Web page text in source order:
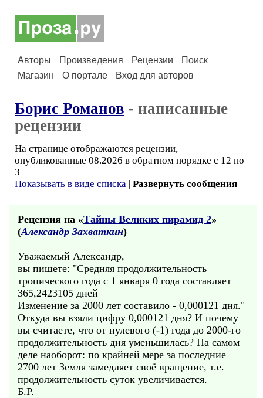
Авторы Произведения Рецензии
Поиск
Магазин
О портале Вход для авторов
Борис Романов - написанные
рецензии
На странице отображаются рецензии,
опубликованные 08.2026 в обратном порядке с 12 по
3
Показывать в виде списка | Развернуть сообщения
Рецензия на «Тайны Великих пирамид 2»
(Александр Захваткин)
Уважаемый Александр,
вы пишете: "Средняя продолжительность
тропического года с 1 января 0 года составляет
365,2423105 дней
Изменение за 2000 лет составило - 0,000121 дня."
Откуда вы взяли цифру 0,000121 дня? И почему
вы считаете, что от нулевого (-1) года до 2000-го
продолжительность дня уменьшилась? На самом
деле наоборот: по крайней мере за последние
2700 лет Земля замедляет своё вращение, т.е.
продолжительность суток увеличивается.
Б.Р.